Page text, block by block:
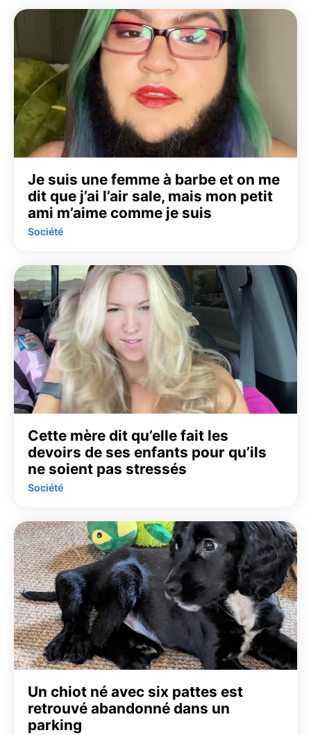
Je suis une femme à barbe et on me
dit que j’ai l’air sale, mais mon petit
ami m’aime comme je suis
Société
Cette mère dit qu’elle fait les
devoirs de ses enfants pour qu’ils
ne soient pas stressés
Société
Un chiot né avec six pattes est
retrouvé abandonné dans un
parking